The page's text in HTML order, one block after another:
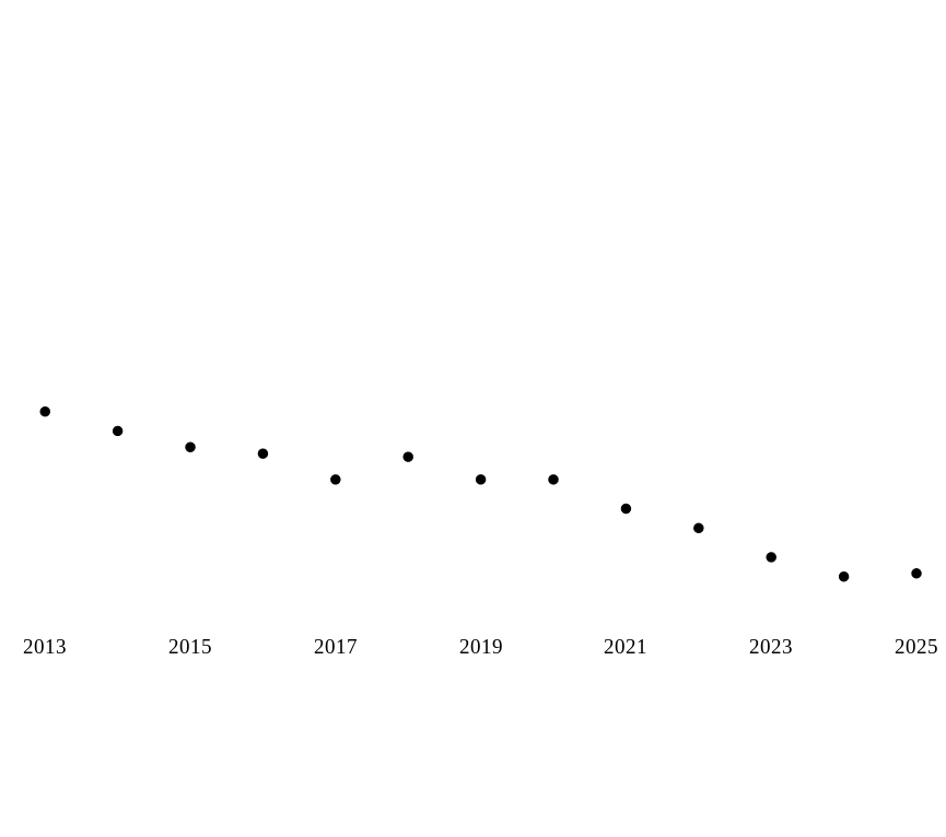
2013 2015 2017 2019 2021 2023 2025